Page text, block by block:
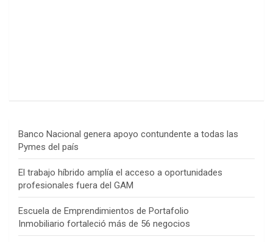
Banco Nacional genera apoyo contundente a todas las
Pymes del país
El trabajo híbrido amplía el acceso a oportunidades
profesionales fuera del GAM
Escuela de Emprendimientos de Portafolio
Inmobiliario fortaleció más de 56 negocios